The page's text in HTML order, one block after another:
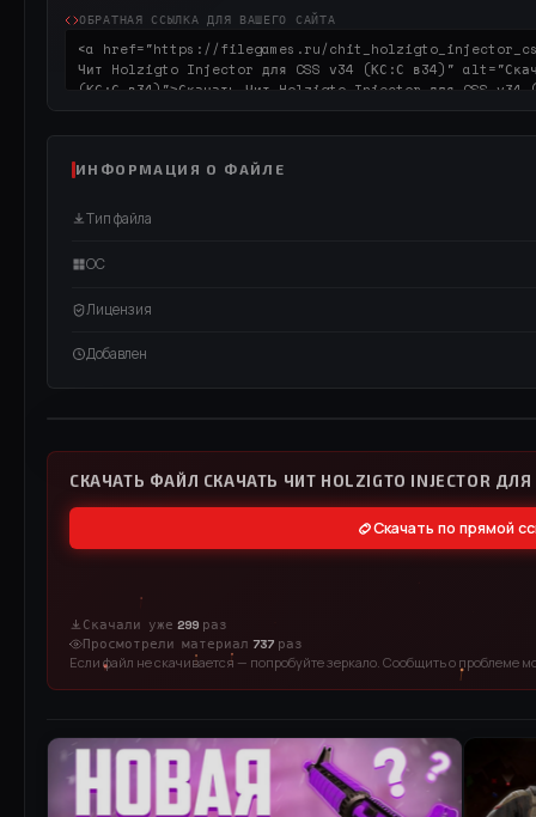
ОБРАТНАЯ ССЫЛКА ДЛЯ ВАШЕГО САЙТА
ИНФОРМАЦИЯ О ФАЙЛЕ
Тип файла
ОС
Лицензия
Добавлен
СМОТРЕТЬ
СКАЧАТЬ ФАЙЛ СКАЧАТЬ ЧИТ HOLZIGTO INJECTOR ДЛЯ
Скачать по прямой
Скачали уже 299 раз
Просмотрели материал 737 раз
Если файл не скачивается — попробуйте зеркало. Сообщить о проблеме